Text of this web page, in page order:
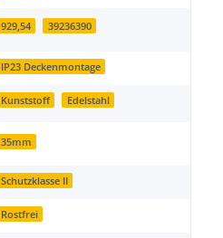
929,54 39236390
IP23 Deckenmontage
Kunststoff Edelstahl
35mm
Schutzklasse II
Rostfrei